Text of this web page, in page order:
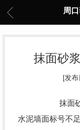
周
抹面砂
[发
抹面
水泥墙面标号不